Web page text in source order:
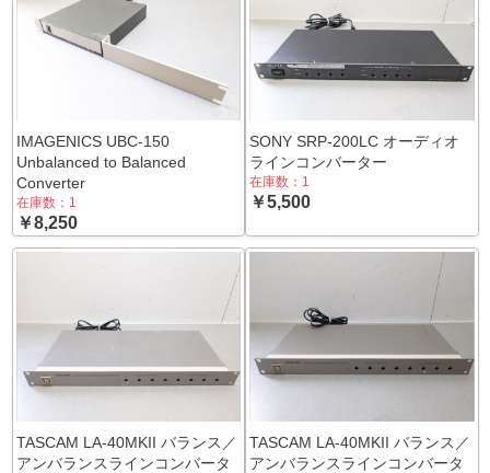
IMAGENICS UBC-150
Unbalanced to Balanced
Converter
在庫数：1
￥8,250
SONY SRP-200LC オーディオ
ラインコンバーター
在庫数：1
￥5,500
TASCAM LA-40MKII バランス／
アンバランスラインコンバータ
TASCAM LA-40MKII バランス／
アンバランスラインコンバータ